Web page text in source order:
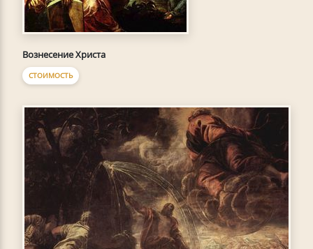
Вознесение Христа
СТОИМОСТЬ